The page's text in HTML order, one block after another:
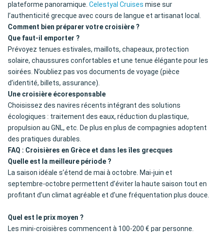
plateforme panoramique. Celestyal Cruises mise sur
l’authenticité grecque avec cours de langue et artisanat local.
Comment bien préparer votre croisière ?
Que faut-il emporter ?
Prévoyez tenues estivales, maillots, chapeaux, protection
solaire, chaussures confortables et une tenue élégante pour les
soirées. N’oubliez pas vos documents de voyage (pièce
d’identité, billets, assurance).
Une croisière écoresponsable
Choisissez des navires récents intégrant des solutions
écologiques : traitement des eaux, réduction du plastique,
propulsion au GNL, etc. De plus en plus de compagnies adoptent
des pratiques durables.
FAQ : Croisières en Grèce et dans les îles grecques
Quelle est la meilleure période ?
La saison idéale s’étend de mai à octobre. Mai-juin et
septembre-octobre permettent d’éviter la haute saison tout en
profitant d’un climat agréable et d’une fréquentation plus douce.
Quel est le prix moyen ?
Les mini-croisières commencent à 100-200 € par personne.